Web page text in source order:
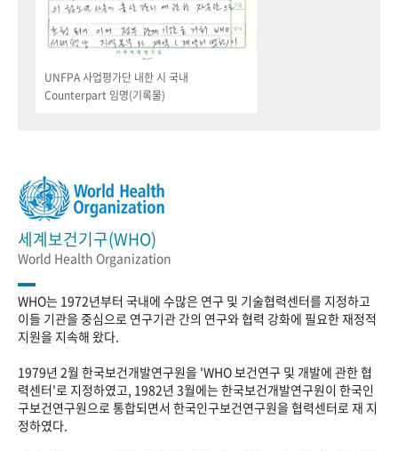
UNFPA 사업평가단 내한 시 국내
Counterpart 임명(기록물)
세계보건기구(WHO)
World Health Organization
WHO는 1972년부터 국내에 수많은 연구 및 기술협력센터를 지정하고
이들 기관을 중심으로 연구기관 간의 연구와 협력 강화에 필요한 재정적
지원을 지속해 왔다.
1979년 2월 한국보건개발연구원을 'WHO 보건연구 및 개발에 관한 협
력센터'로 지정하였고, 1982년 3월에는 한국보건개발연구원이 한국인
구보건연구원으로 통합되면서 한국인구보건연구원을 협력센터로 재 지
정하였다.